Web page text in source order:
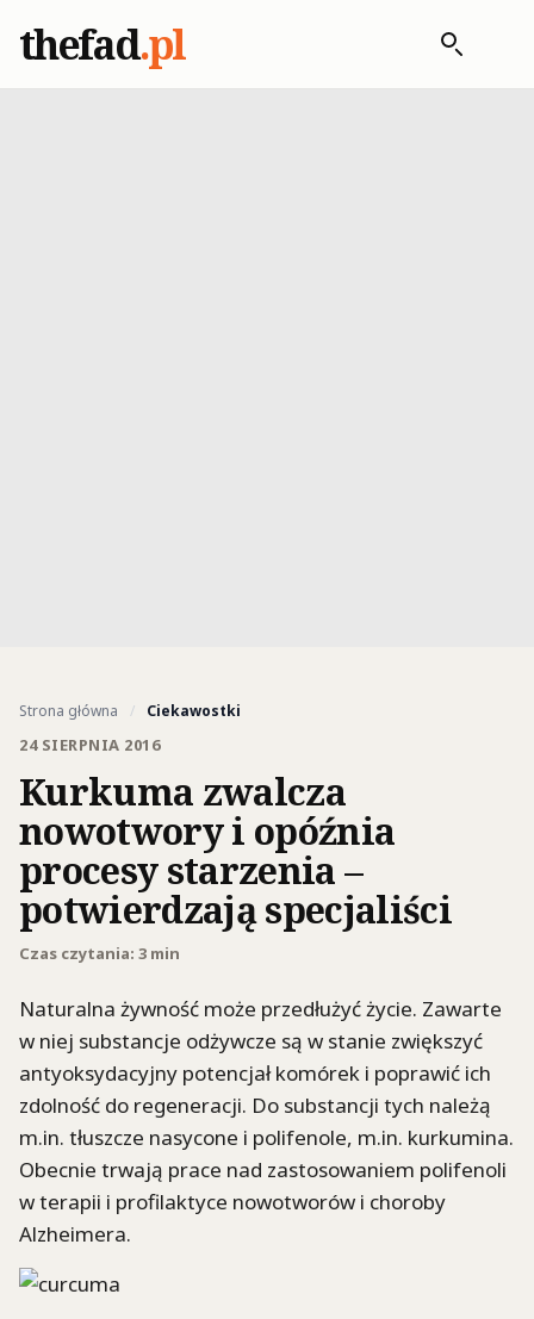
thefad.pl
Strona główna / Ciekawostki
24 SIERPNIA 2016
Kurkuma zwalcza
nowotwory i opóźnia
procesy starzenia –
potwierdzają specjaliści
Czas czytania: 3 min
Naturalna żywność może przedłużyć życie. Zawarte
w niej substancje odżywcze są w stanie zwiększyć
antyoksydacyjny potencjał komórek i poprawić ich
zdolność do regeneracji. Do substancji tych należą
m.in. tłuszcze nasycone i polifenole, m.in. kurkumina.
Obecnie trwają prace nad zastosowaniem polifenoli
w terapii i profilaktyce nowotworów i choroby
Alzheimera.